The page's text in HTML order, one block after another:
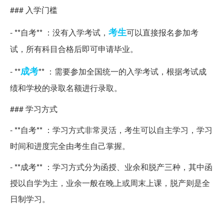
### 入学门槛
- **自考** ：没有入学考试， 考生可以直接报名参加考
试，所有科目合格后即可申请毕业。
- **成考** ：需要参加全国统一的入学考试，根据考试成
绩和学校的录取名额进行录取。
### 学习方式
- **自考** ：学习方式非常灵活，考生可以自主学习，学习
时间和进度完全由考生自己掌握。
- **成考** ：学习方式分为函授、业余和脱产三种，其中函
授以自学为主，业余一般在晚上或周末上课，脱产则是全
日制学习。